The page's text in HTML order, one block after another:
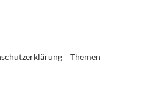
Themen